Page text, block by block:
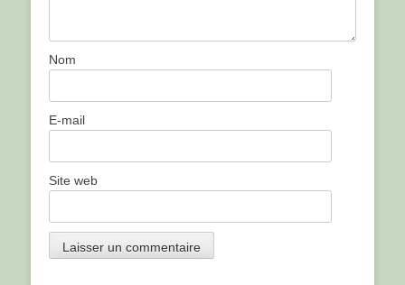
Nom
E-mail
Site web